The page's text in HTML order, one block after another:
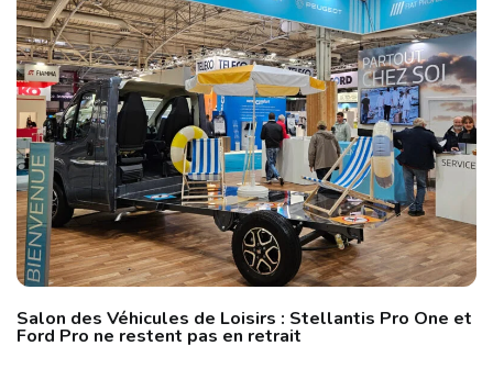
Salon des Véhicules de Loisirs : Stellantis Pro One et
Ford Pro ne restent pas en retrait